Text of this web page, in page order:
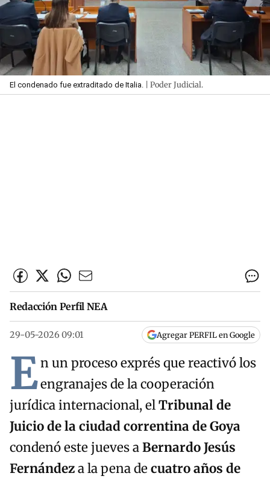
El condenado fue extraditado de Italia. | Poder Judicial.
Redacción Perfil NEA
29-05-2026 09:01 Agregar PERFIL en Google
En un proceso exprés que reactivó los
engranajes de la cooperación
jurídica internacional, elTribunal de
Juicio de la ciudad correntina de Goya
condenó este jueves aBernardo Jesús
Fernándeza la pena decuatro años de